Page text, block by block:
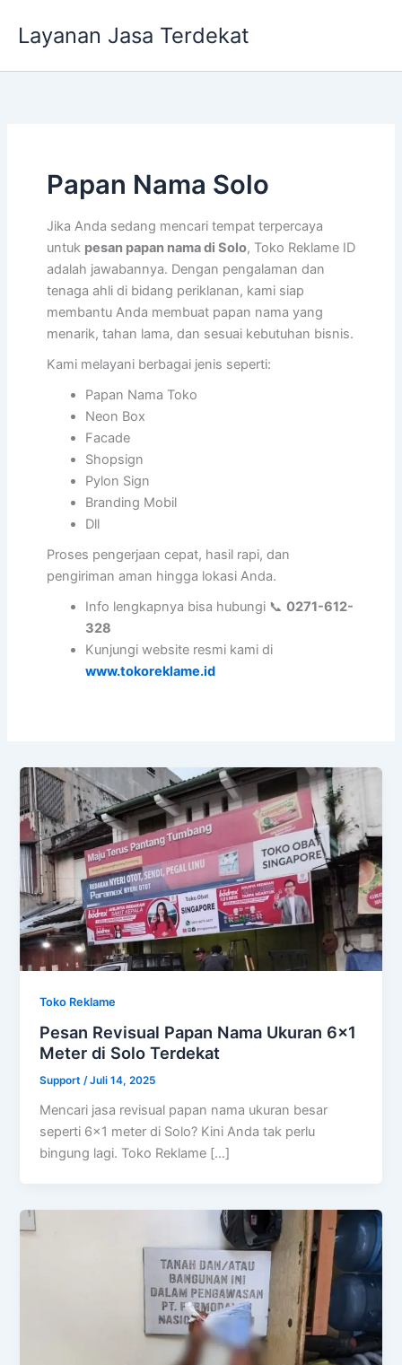
Layanan Jasa Terdekat
Papan Nama Solo
Jika Anda sedang mencari tempat terpercaya
untuk pesan papan nama di Solo, Toko Reklame ID
adalah jawabannya. Dengan pengalaman dan
tenaga ahli di bidang periklanan, kami siap
membantu Anda membuat papan nama yang
menarik, tahan lama, dan sesuai kebutuhan bisnis.
Kami melayani berbagai jenis seperti:
Papan Nama Toko
Neon Box
Facade
Shopsign
Pylon Sign
Branding Mobil
Dll
Proses pengerjaan cepat, hasil rapi, dan
pengiriman aman hingga lokasi Anda.
Info lengkapnya bisa hubungi 📞0271-612-
328
Kunjungi website resmi kami di
www.tokoreklame.id
Toko Reklame
Pesan Revisual Papan Nama Ukuran 6×1
Meter di Solo Terdekat
Support/Juli 14, 2025
Mencari jasa revisual papan nama ukuran besar
seperti 6×1 meter di Solo? Kini Anda tak perlu
bingung lagi. Toko Reklame […]